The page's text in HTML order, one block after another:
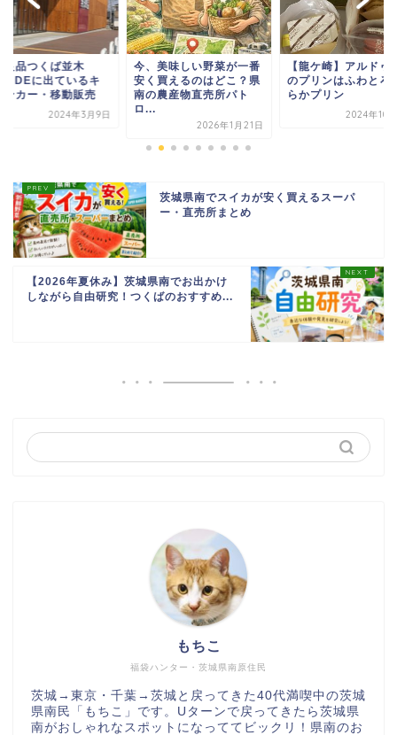
良品つくば並木
に出ているキ
ンカー・移動販売
2024年3月9日
今、美味しい野菜が一番
安く買えるのはどこ？県
南の農産物直売所パト
ロ...
2026年1月21日
【龍ケ崎】アルドゥ
のプリンはふわとろ
らかプリン
2024年10
茨城県南でスイカが安く買えるスーパ
ー・直売所まとめ
【2026年夏休み】茨城県南でお出かけ
しながら自由研究！つくばのおすすめ...
福袋ハンター・茨城県南原住民
もちこ
茨城→東京・千葉→茨城と戻ってきた40代満喫中の茨城
県南民「もちこ」です。Uターンで戻ってきたら茨城県
南がおしゃれなスポットになっててビックリ！県南のお